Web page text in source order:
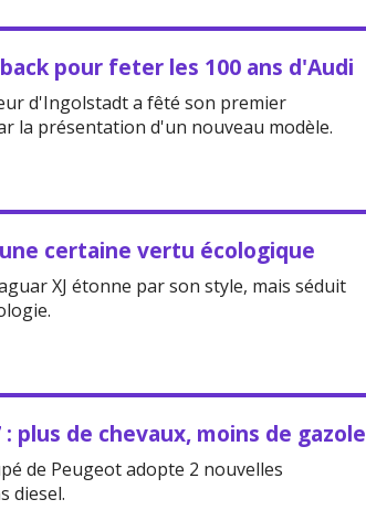
pour feter les 100 ans d'Audi
d'Ingolstadt a fêté son premier
la présentation d'un nouveau modèle.
une certaine vertu écologique
XJ étonne par son style, mais séduit
: plus de chevaux, moins de gazole
de Peugeot adopte 2 nouvelles
diesel.